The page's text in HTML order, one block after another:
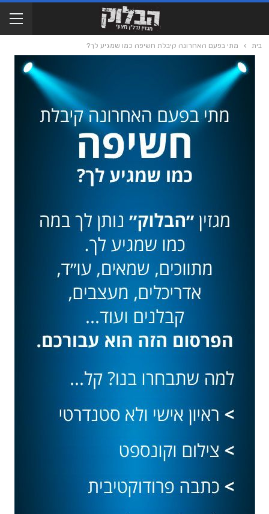
בית מתי בפעם האחרונה קיבלת חשיפה כמו שמגיע לך?